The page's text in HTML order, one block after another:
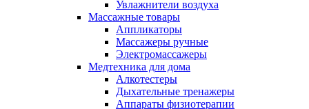
Увлажнители воздуха
Массажные товары
Аппликаторы
Массажеры ручные
Электромассажеры
Медтехника для дома
Алкотестеры
Дыхательные тренажеры
Аппараты физиотерапии